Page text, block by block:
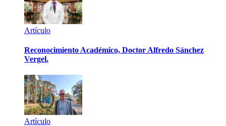
Artículo
Reconocimiento Académico, Doctor Alfredo Sánchez
Vergel.
Artículo